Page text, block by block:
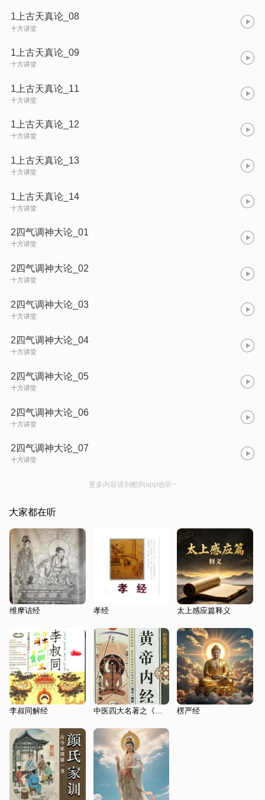
1上古天真论_08
十方讲堂
1上古天真论_09
十方讲堂
1上古天真论_11
十方讲堂
1上古天真论_12
十方讲堂
1上古天真论_13
十方讲堂
1上古天真论_14
十方讲堂
2四气调神大论_01
十方讲堂
2四气调神大论_02
十方讲堂
2四气调神大论_03
十方讲堂
2四气调神大论_04
十方讲堂
2四气调神大论_05
十方讲堂
2四气调神大论_06
十方讲堂
2四气调神大论_07
十方讲堂
更多内容请到酷狗app收听~
大家都在听
维摩诘经 孝经 太上感应篇释义
李叔同解经 楞严经